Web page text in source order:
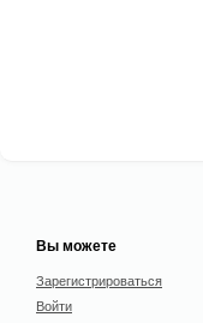
Вы можете
Зарегистрироваться
Войти